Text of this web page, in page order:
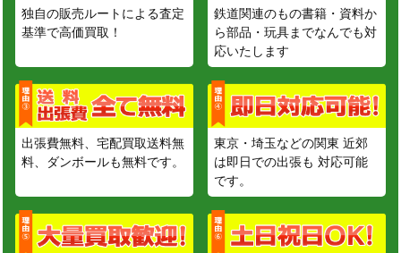
独自の販売ルートによる査定
基準で高価買取！
鉄道関連のもの書籍・資料か
ら部品・玩具までなんでも対
応いたします
出張費無料、宅配買取送料無
料、ダンボールも無料です。
東京・埼玉などの関東 近郊
は即日での出張も 対応可能
です。